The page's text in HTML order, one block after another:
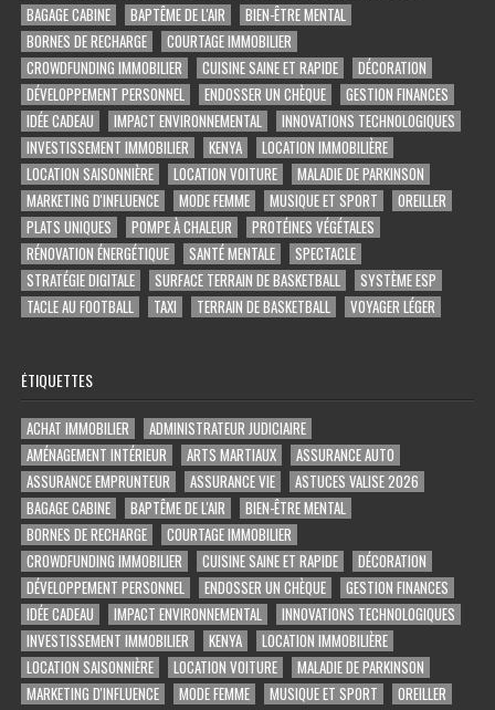
BAGAGE CABINE
BAPTÊME DE L'AIR
BIEN-ÊTRE MENTAL
BORNES DE RECHARGE
COURTAGE IMMOBILIER
CROWDFUNDING IMMOBILIER
CUISINE SAINE ET RAPIDE
DÉCORATION
DÉVELOPPEMENT PERSONNEL
ENDOSSER UN CHÈQUE
GESTION FINANCES
IDÉE CADEAU
IMPACT ENVIRONNEMENTAL
INNOVATIONS TECHNOLOGIQUES
INVESTISSEMENT IMMOBILIER
KENYA
LOCATION IMMOBILIÈRE
LOCATION SAISONNIÈRE
LOCATION VOITURE
MALADIE DE PARKINSON
MARKETING D'INFLUENCE
MODE FEMME MUSIQUE ET SPORT
OREILLER
PLATS UNIQUES
POMPE À CHALEUR
PROTÉINES VÉGÉTALES
RÉNOVATION ÉNERGÉTIQUE
SANTÉ MENTALE
SPECTACLE
STRATÉGIE DIGITALE
SURFACE TERRAIN DE BASKETBALL
SYSTÈME ESP
TACLE AU FOOTBALL
TAXI TERRAIN DE BASKETBALL VOYAGER LÉGER
ÉTIQUETTES
ACHAT IMMOBILIER
ADMINISTRATEUR JUDICIAIRE
AMÉNAGEMENT INTÉRIEUR
ARTS MARTIAUX
ASSURANCE AUTO
ASSURANCE EMPRUNTEUR
ASSURANCE VIE
ASTUCES VALISE 2026
BAGAGE CABINE
BAPTÊME DE L'AIR
BIEN-ÊTRE MENTAL
BORNES DE RECHARGE
COURTAGE IMMOBILIER
CROWDFUNDING IMMOBILIER
CUISINE SAINE ET RAPIDE
DÉCORATION
DÉVELOPPEMENT PERSONNEL
ENDOSSER UN CHÈQUE
GESTION FINANCES
IDÉE CADEAU
IMPACT ENVIRONNEMENTAL
INNOVATIONS TECHNOLOGIQUES
INVESTISSEMENT IMMOBILIER
KENYA
LOCATION IMMOBILIÈRE
LOCATION SAISONNIÈRE
LOCATION VOITURE
MALADIE DE PARKINSON
MARKETING D'INFLUENCE
MODE FEMME MUSIQUE ET SPORT
OREILLER